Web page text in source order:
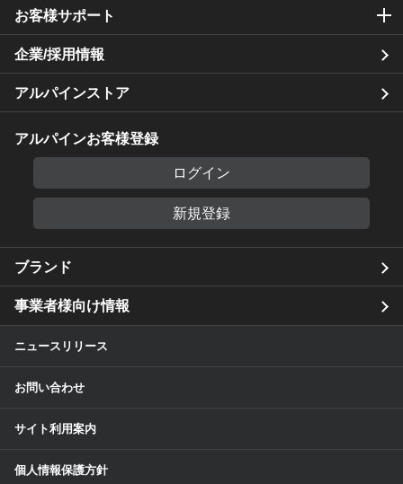
お客様サポート
企業/採用情報
アルパインストア
アルパインお客様登録
ログイン
新規登録
ブランド
事業者様向け情報
ニュースリリース
お問い合わせ
サイト利用案内
個人情報保護方針